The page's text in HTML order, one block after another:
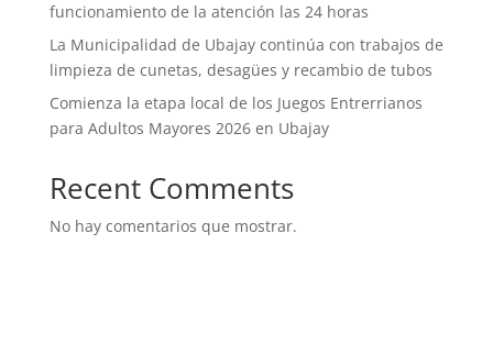
funcionamiento de la atención las 24 horas
La Municipalidad de Ubajay continúa con trabajos de
limpieza de cunetas, desagües y recambio de tubos
Comienza la etapa local de los Juegos Entrerrianos
para Adultos Mayores 2026 en Ubajay
Recent Comments
No hay comentarios que mostrar.